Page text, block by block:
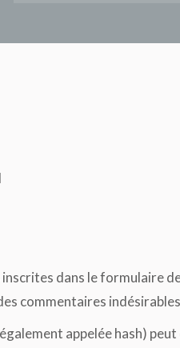
dans le formulaire
commentaires
appelée hash)